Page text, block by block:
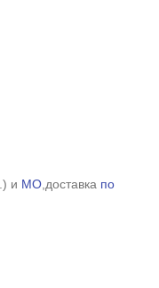
) и МО,доставка по